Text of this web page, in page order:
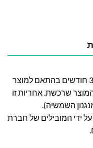
חברת לה גן מעניקה אחריות בין 12 – 36 חודשים בהתאם למוצר
שרכשת. אחריות זו
השמשיה).
ידי המובילים של חברת